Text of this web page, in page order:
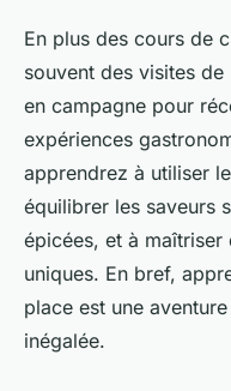
En plus des cours de
souvent des visites
en campagne pour
expériences
apprendrez à utiliser
équilibrer les saveurs
épicées, et à maîtriser
uniques. En bref,
place est une
inégalée.